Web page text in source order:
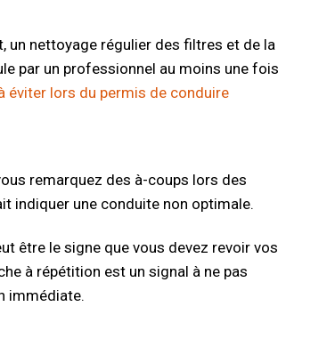
nettoyage régulier des filtres et de la
par un professionnel au moins une fois
éviter lors du permis de conduire
remarquez des à-coups lors des
indiquer une conduite non optimale.
être le signe que vous devez revoir vos
à répétition est un signal à ne pas
immédiate.